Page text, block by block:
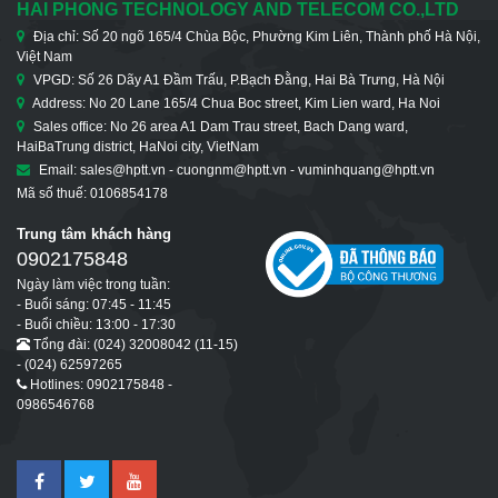
HAI PHONG TECHNOLOGY AND TELECOM CO.,LTD
Địa chỉ: Số 20 ngõ 165/4 Chùa Bộc, Phường Kim Liên, Thành phố Hà Nội,
Việt Nam
VPGD: Số 26 Dãy A1 Đầm Trấu, P.Bạch Đằng, Hai Bà Trưng, Hà Nội
Address: No 20 Lane 165/4 Chua Boc street, Kim Lien ward, Ha Noi
Sales office: No 26 area A1 Dam Trau street, Bach Dang ward,
HaiBaTrung district, HaNoi city, VietNam
Email: sales@hptt.vn - cuongnm@hptt.vn - vuminhquang@hptt.vn
Mã số thuế: 0106854178
Trung tâm khách hàng
0902175848
Ngày làm việc trong tuần:
- Buổi sáng: 07:45 - 11:45
- Buổi chiều: 13:00 - 17:30
Tổng đài: (024) 32008042 (11-15)
- (024) 62597265
Hotlines: 0902175848 -
0986546768